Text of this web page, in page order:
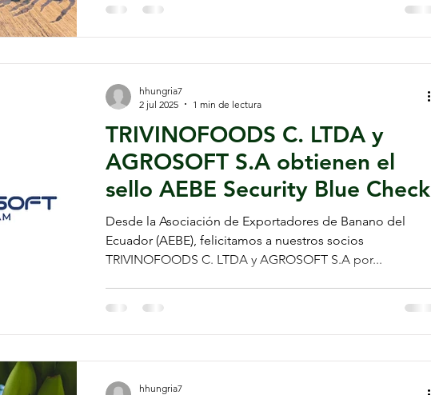
TRIVINOFOODS C. LTDA y
AGROSOFT S.A obtienen el
sello AEBE Security Blue Check
Desde la Asociación de Exportadores de Banano del
Ecuador (AEBE), felicitamos a nuestros socios
TRIVINOFOODS C. LTDA y AGROSOFT S.A por...
hhungria7
2 jul 2025
1 min de lectura
hhungria7